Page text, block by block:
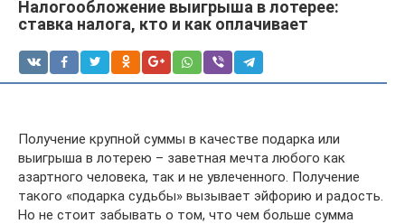
Налогообложение выигрыша в лотерее:
ставка налога, кто и как оплачивает
Получение крупной суммы в качестве подарка или
выигрыша в лотерею – заветная мечта любого как
азартного человека, так и не увлеченного. Получение
такого «подарка судьбы» вызывает эйфорию и радость.
Но не стоит забывать о том, что чем больше сумма